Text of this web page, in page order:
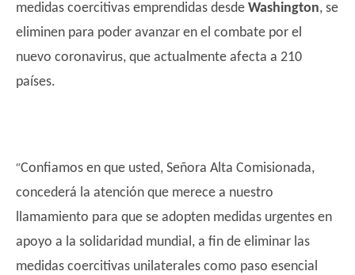
medidas coercitivas emprendidas desde Washington, se
eliminen para poder avanzar en el combate por el
nuevo coronavirus, que actualmente afecta a 210
países.
“Confiamos en que usted, Señora Alta Comisionada,
concederá la atención que merece a nuestro
llamamiento para que se adopten medidas urgentes en
apoyo a la solidaridad mundial, a fin de eliminar las
medidas coercitivas unilaterales como paso esencial